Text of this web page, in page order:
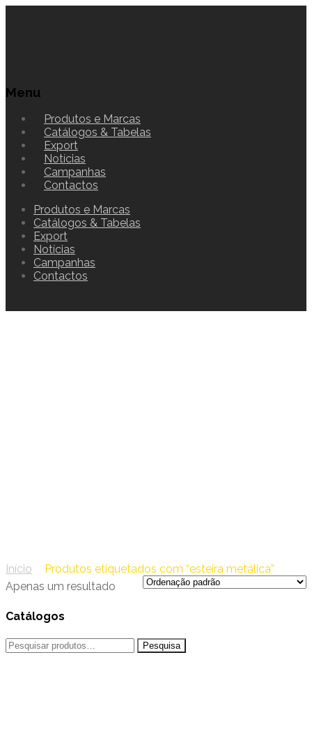
Menu
Produtos e Marcas
Catálogos & Tabelas
Export
Notícias
Campanhas
Contactos
Produtos e Marcas
Catálogos & Tabelas
Export
Notícias
Campanhas
Contactos
Início
Produtos etiquetados com “esteira metálica”
Apenas um resultado
Catálogos
Pesquisar
por: